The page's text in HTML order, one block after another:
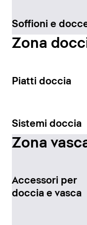
Soffioni e
Zona
Piatti doccia
Sistemi doccia
Zona
Accessori per
doccia e vasca